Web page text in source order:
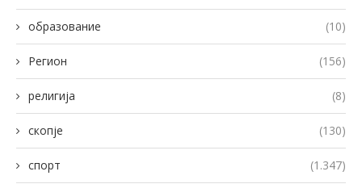
образование (10)
Регион (156)
религија (8)
скопје (130)
спорт (1.347)